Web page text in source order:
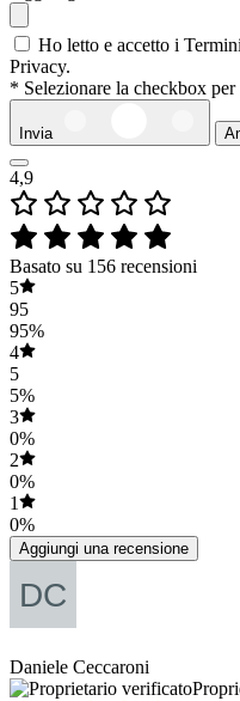
Ho letto e accetto i
Privacy.
* Selezionare la checkbox per
Invia
4,9
Basato su 156 recensioni
5
95
95%
4
5
5%
3
0%
2
0%
1
0%
Aggiungi una recensione
Daniele Ceccaroni